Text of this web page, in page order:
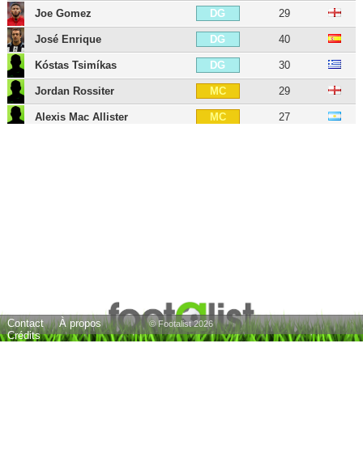
Joe Gomez DG 29
José Enrique DG 40
Kóstas Tsimíkas DG 30
Jordan Rossiter MC 29
Alexis Mac Allister MC 27
Takumi Minamino AIG 31
Contact
À propos
Crédits
© Footalist 2026